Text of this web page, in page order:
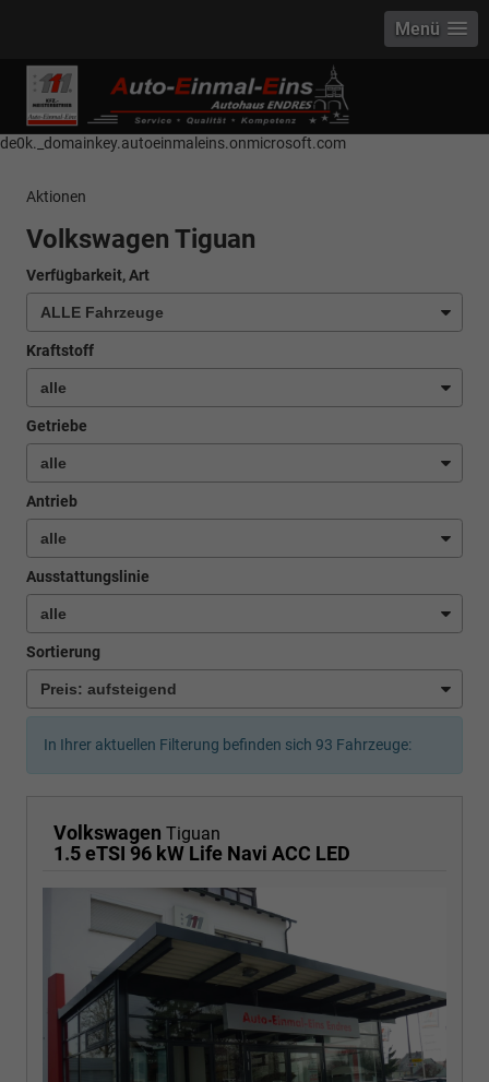
------------ Host Name : selector1._domainkey Points to address or value:
selector1-aee-de0k._domainkey.autoeinmaleins.onmicrosoft.com Host
Name : selector2._domainkey Points to address or value: selector2-aee-
de0k._domainkey.autoeinmaleins.onmicrosoft.com
Menü
Aktionen
Volkswagen Tiguan
Verfügbarkeit, Art
Kraftstoff
Getriebe
Antrieb
Ausstattungslinie
Sortierung
In Ihrer aktuellen Filterung befinden sich 93 Fahrzeuge:
Volkswagen Tiguan
1.5 eTSI 96 kW Life Navi ACC LED